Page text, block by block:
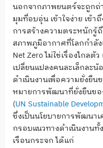
นอกจากภาพยนตร์จะถูกถ่
มุมที่อบอุ่น เข้าใจง่าย เข้า
การสร้างความตระหนักรู้
สภาพภูมิอากาศที่โลกกำลัง
Net Zero ไม่ใช่เรื่องไกล
เปลี่ยนแปลงคนละเล็กละ
ดำเนินงานเพื่อความยั่งยื
หมายการพัฒนาที่ยั่งยืนข
(UN Sustainable
ซึ่งเป็นนโยบายการพัฒนา
กรอบแนวทางดำเนินงาน
เรือนกระจก ได้แก่